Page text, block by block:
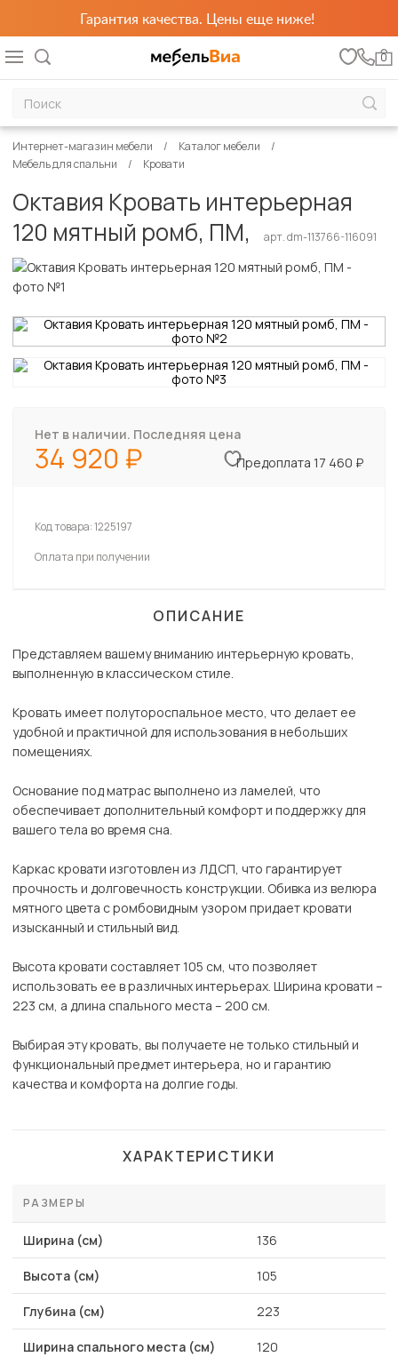
Гарантия качества. Цены еще ниже!
0
Интернет-магазин мебели
Каталог мебели
Мебель для спальни
Кровати
Октавия Кровать интерьерная
120 мятный ромб, ПМ,
арт. dm-113766-116091
Нет в наличии. Последняя цена
34 920 Предоплата 17 460 ₽
Код товара:1225197
Оплата при получении
ОПИСАНИЕ
Представляем вашему вниманию интерьерную кровать,
выполненную в классическом стиле.
Кровать имеет полутороспальное место, что делает ее
удобной и практичной для использования в небольших
помещениях.
Основание под матрас выполнено из ламелей, что
обеспечивает дополнительный комфорт и поддержку для
вашего тела во время сна.
Каркас кровати изготовлен из ЛДСП, что гарантирует
прочность и долговечность конструкции. Обивка из велюра
мятного цвета с ромбовидным узором придает кровати
изысканный и стильный вид.
Высота кровати составляет 105 см, что позволяет
использовать ее в различных интерьерах. Ширина кровати –
223 см, а длина спального места – 200 см.
Выбирая эту кровать, вы получаете не только стильный и
функциональный предмет интерьера, но и гарантию
качества и комфорта на долгие годы.
ХАРАКТЕРИСТИКИ
РАЗМЕРЫ
Ширина (см) 136
Высота (см) 105
Глубина (см) 223
Ширина спального места (см) 120